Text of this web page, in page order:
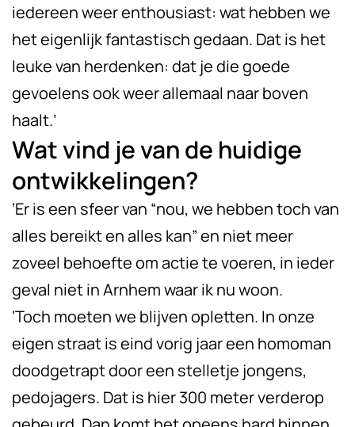
iedereen weer enthousiast: wat hebben we
het eigenlijk fantastisch gedaan. Dat is het
leuke van herdenken: dat je die goede
gevoelens ook weer allemaal naar boven
haalt.’
Wat vind je van de huidige
ontwikkelingen?
‘Er is een sfeer van “nou, we hebben toch van
alles bereikt en alles kan” en niet meer
zoveel behoefte om actie te voeren, in ieder
geval niet in Arnhem waar ik nu woon.
‘Toch moeten we blijven opletten. In onze
eigen straat is eind vorig jaar een homoman
doodgetrapt door een stelletje jongens,
pedojagers. Dat is hier 300 meter verderop